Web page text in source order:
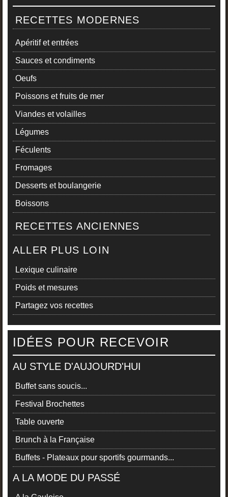
RECETTES MODERNES
Apéritif et entrées
Sauces et condiments
Oeufs
Poissons et fruits de mer
Viandes et volailles
Légumes
Féculents
Fromages
Desserts et boulangerie
Boissons
RECETTES ANCIENNES
ALLER PLUS LOIN
Lexique culinaire
Poids et mesures
Partagez vos recettes
IDÉES POUR RECEVOIR
AU STYLE D'AUJOURD'HUI
Buffet sans soucis...
Festival Brochettes
Table ouverte
Brunch à la Française
Buffets - Plateaux pour sportifs gourmands...
A LA MODE DU PASSÉ